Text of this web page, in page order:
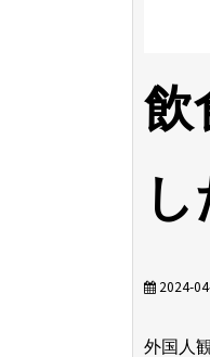
飲
2024-
外国人